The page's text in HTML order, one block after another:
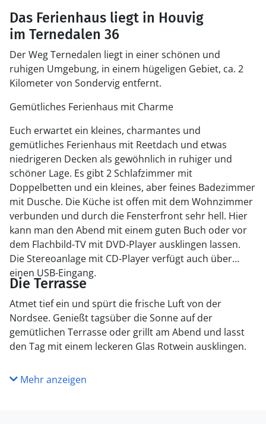
Das Ferienhaus liegt in Houvig
im Ternedalen 36
Der Weg Ternedalen liegt in einer schönen und
ruhigen Umgebung, in einem hügeligen Gebiet, ca. 2
Kilometer von Sondervig entfernt.
Gemütliches Ferienhaus mit Charme
Euch erwartet ein kleines, charmantes und
gemütliches Ferienhaus mit Reetdach und etwas
niedrigeren Decken als gewöhnlich in ruhiger und
schöner Lage. Es gibt 2 Schlafzimmer mit
Doppelbetten und ein kleines, aber feines Badezimmer
mit Dusche. Die Küche ist offen mit dem Wohnzimmer
verbunden und durch die Fensterfront sehr hell. Hier
kann man den Abend mit einem guten Buch oder vor
dem Flachbild-TV mit DVD-Player ausklingen lassen.
Die Stereoanlage mit CD-Player verfügt auch über
einen USB-Eingang.
Die Terrasse
Atmet tief ein und spürt die frische Luft von der
Nordsee. Genießt tagsüber die Sonne auf der
gemütlichen Terrasse oder grillt am Abend und lasst
den Tag mit einem leckeren Glas Rotwein ausklingen.
Mehr anzeigen